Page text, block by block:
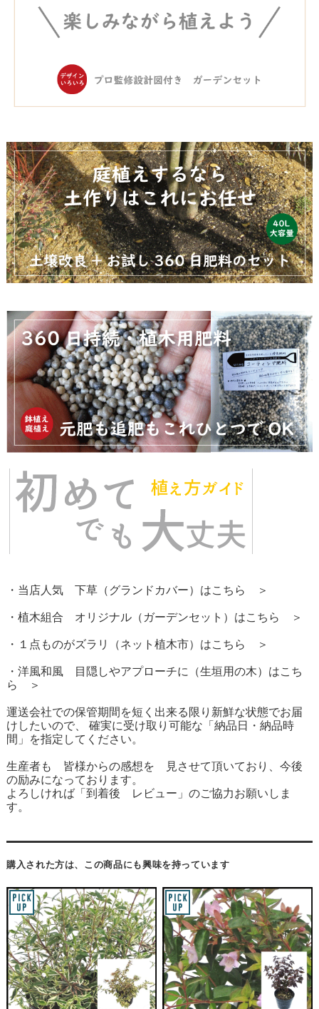
・当店人気 下草（グランドカバー）はこちら ＞
・植木組合 オリジナル（ガーデンセット）はこちら ＞
・１点ものがズラリ（ネット植木市）はこちら ＞
・洋風和風 目隠しやアプローチに（生垣用の木）はこち
ら ＞
運送会社での保管期間を短く出来る限り新鮮な状態でお届
けしたいので、 確実に受け取り可能な「納品日・納品時
間」を指定してください。
生産者も 皆様からの感想を 見させて頂いており、今後
の励みになっております。
よろしければ「到着後 レビュー」のご協力お願いしま
す。
購入された方は、この商品にも興味を持っています